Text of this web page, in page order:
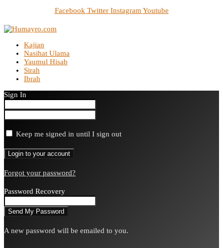
Facebook Twitter Instagram Youtube
Kajian
Nasihat Ulama
Yaumul Hisab
Sirah
Ibrah
Sign In
Keep me signed in until I sign out
Forgot your password?
Password Recovery
A new password will be emailed to you.